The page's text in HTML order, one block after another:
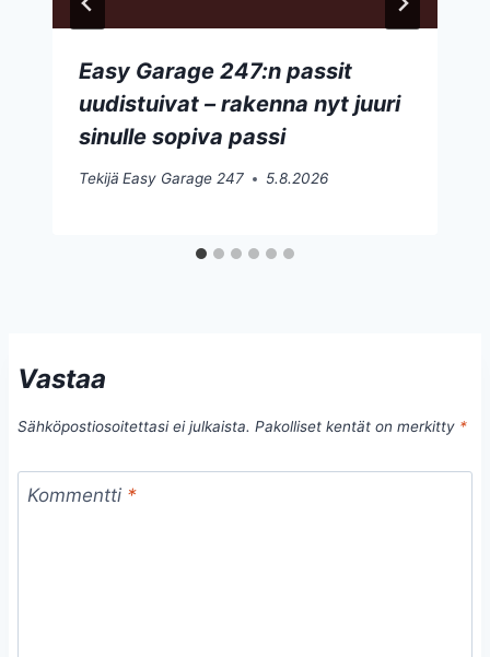
Easy Garage 247:n passit
uudistuivat – rakenna nyt juuri
sinulle sopiva passi
Tekijä Easy Garage 247 5.8.2026
Vastaa
Sähköpostiosoitettasi ei julkaista. Pakolliset kentät on merkitty *
Kommentti *